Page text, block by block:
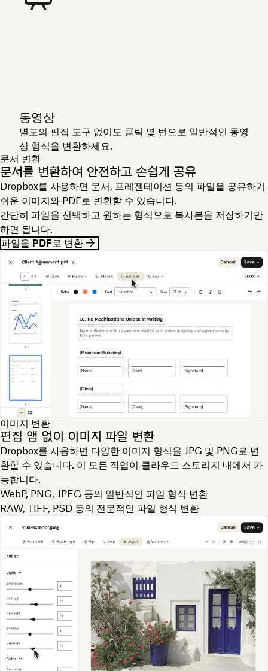
동영상
별도의 편집 도구 없이도 클릭 몇 번으로 일반적인 동영
상 형식을 변환하세요.
문서 변환
문서를 변환하여 안전하고 손쉽게 공유
Dropbox를 사용하면 문서, 프레젠테이션 등의 파일을 공유하기
쉬운 이미지와 PDF로 변환할 수 있습니다.
간단히 파일을 선택하고 원하는 형식으로 복사본을 저장하기만
하면 됩니다.
파일을 PDF로 변환
이미지 변환
편집 앱 없이 이미지 파일 변환
Dropbox를 사용하면 다양한 이미지 형식을 JPG 및 PNG로 변
환할 수 있습니다. 이 모든 작업이 클라우드 스토리지 내에서 가
능합니다.
WebP, PNG, JPEG 등의 일반적인 파일 형식 변환
RAW, TIFF, PSD 등의 전문적인 파일 형식 변환